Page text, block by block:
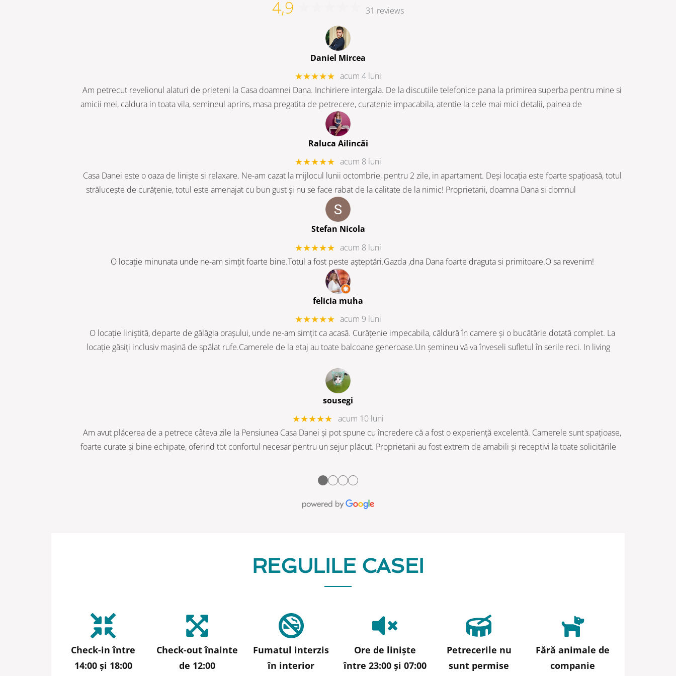
4,9 31 reviews
Daniel Mircea
★★★★★ acum 4 luni
Am petrecut revelionul alaturi de prieteni la Casa doamnei Dana. Inchiriere intergala. De la discutiile telefonice pana la primirea superba pentru mine si
amicii mei, caldura in toata vila, semineul aprins, masa pregatita de petrecere, curatenie impacabila, atentie la cele mai mici detalii, painea de
Raluca Ailincăi
★★★★★ acum 8 luni
Casa Danei este o oaza de liniște si relaxare. Ne-am cazat la mijlocul lunii octombrie, pentru 2 zile, in apartament. Deși locația este foarte spațioasă, totul
strălucește de curățenie, totul este amenajat cu bun gust și nu se face rabat de la calitate de la nimic! Proprietarii, doamna Dana si domnul
Stefan Nicola
★★★★★ acum 8 luni
O locație minunata unde ne-am simțit foarte bine.Totul a fost peste așteptări.Gazda ,dna Dana foarte draguta si primitoare.O sa revenim!
felicia muha
★★★★★ acum 9 luni
O locație liniștită, departe de gălăgia orașului, unde ne-am simțit ca acasă. Curățenie impecabila, căldură în camere și o bucătărie dotată complet. La
locație găsiți inclusiv mașină de spălat rufe.Camerele de la etaj au toate balcoane generoase.Un șemineu vă va înveseli sufletul în serile reci. In living
sousegi
★★★★★ acum 10 luni
Am avut plăcerea de a petrece câteva zile la Pensiunea Casa Danei și pot spune cu încredere că a fost o experiență excelentă. Camerele sunt spațioase,
foarte curate și bine echipate, oferind tot confortul necesar pentru un sejur plăcut. Proprietarii au fost extrem de amabili și receptivi la toate solicitările
●●●●
REGULILE CASEI
Check-in între
14:00 și 18:00
Check-out înainte
de 12:00
Fumatul interzis
în interior
Ore de liniște
între 23:00 și 07:00
Petrecerile nu
sunt permise
Fără animale de
companie